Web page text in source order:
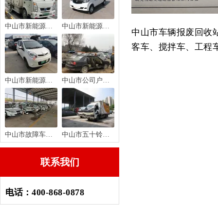
联系我们
电话： 400-868-0878
中山市车辆报废回收
客车、搅拌车、工程